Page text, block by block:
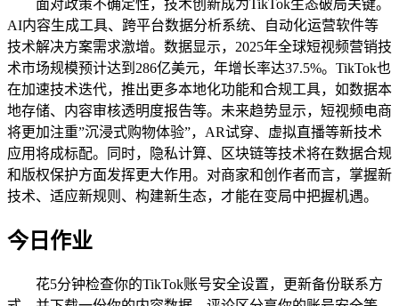
面对政策不确定性，技术创新成为TikTok生态破局关键。
AI内容生成工具、跨平台数据分析系统、自动化运营软件等
技术解决方案需求激增。数据显示，2025年全球短视频营销技
术市场规模预计达到286亿美元，年增长率达37.5%。TikTok也
在加速技术迭代，推出更多本地化功能和合规工具，如数据本
地存储、内容审核透明度报告等。未来趋势显示，短视频电商
将更加注重”沉浸式购物体验”，AR试穿、虚拟直播等新技术
应用将成标配。同时，隐私计算、区块链等技术将在数据合规
和版权保护方面发挥更大作用。对商家和创作者而言，掌握新
技术、适应新规则、构建新生态，才能在变局中把握机遇。
今日作业
花5分钟检查你的TikTok账号安全设置，更新备份联系方